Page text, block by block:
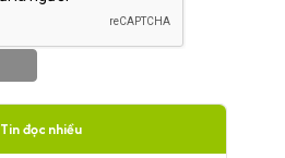
Tin đọc nhiều